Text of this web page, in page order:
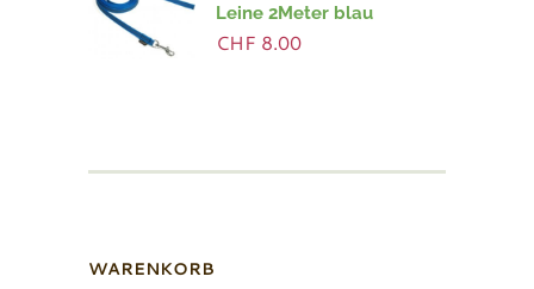
Leine 2Meter blau
CHF 8.00
WARENKORB